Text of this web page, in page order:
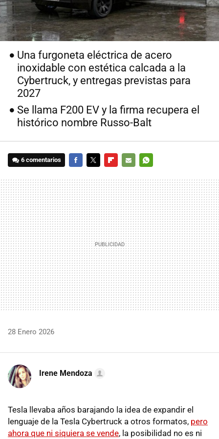
Una furgoneta eléctrica de acero
inoxidable con estética calcada a la
Cybertruck, y entregas previstas para
2027
Se llama F200 EV y la firma recupera el
histórico nombre Russo-Balt
6 comentarios
MAIL
28 Enero 2026
Irene Mendoza
Tesla llevaba años barajando la idea de expandir el
lenguaje de la Tesla Cybertruck a otros formatos, pero
ahora que ni siquiera se vende, la posibilidad no es ni